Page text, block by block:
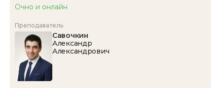
Очно и онлайн
Преподаватель
Савочкин
Александр
Александрович